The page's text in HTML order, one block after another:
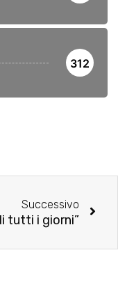
312
Successivo
tutti i giorni”